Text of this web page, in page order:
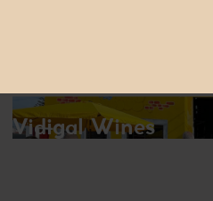
Vidigal Wines